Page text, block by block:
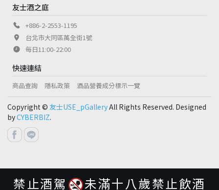
友士酒之庭
+886-2-2553-1195
台北市大同區萬全街1號
每日11:00-22:00
快速連結
商品查詢 隱私政策 酒品營養成分標示一覽
Copyright © 友士USE_pGalleryAll Rights Reserved. Designed
byCYBERBIZ.
禁止酒駕 未滿十八歲禁止飲酒